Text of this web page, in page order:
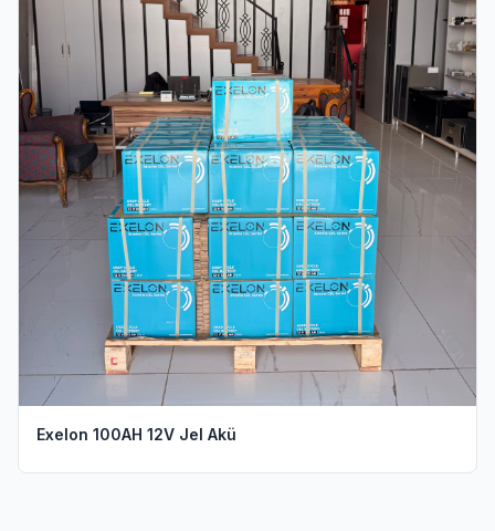
Exelon 100AH 12V Jel Akü